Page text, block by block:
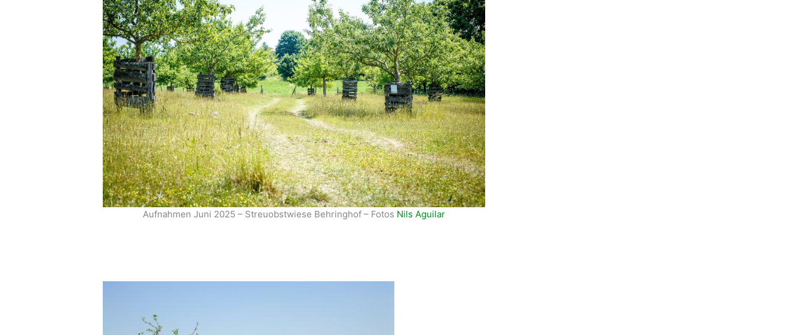
Aufnahmen Juni 2025 – Streuobstwiese Behringhof – Fotos Nils Aguilar